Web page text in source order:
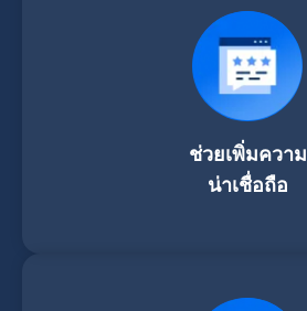
ช่วยเพิ่มความ
น่าเชื่อถือ